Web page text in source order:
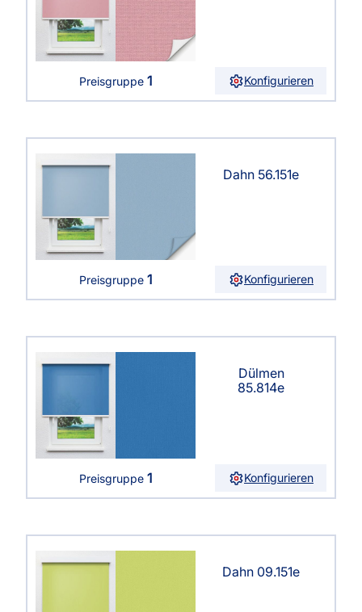
Preisgruppe 1 Konfigurieren
Dahn 56.151e
Preisgruppe 1 Konfigurieren
Dülmen
85.814e
Preisgruppe 1 Konfigurieren
Dahn 09.151e